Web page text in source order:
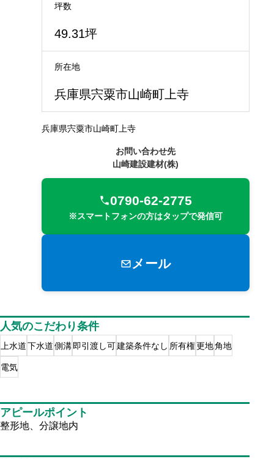
坪数
49.31坪
所在地
兵庫県宍粟市山崎町上寺
兵庫県宍粟市山崎町上寺
お問い合わせ先
山崎建設建材(株)
0790-62-2775
※スマートフォンの方はタップで発信可
メール
人気のこだわり条件
上水道下水道側溝即引渡し可建築条件なし 所有権更地角地
電気
アピールポイント
整形地、分譲地内